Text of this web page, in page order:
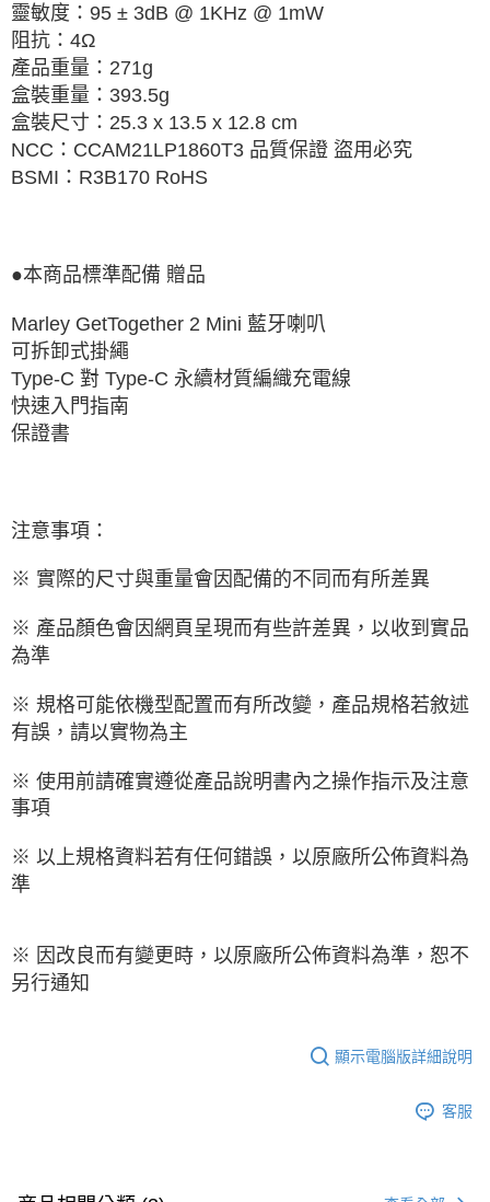
靈敏度： 95 ± 3dB @ 1KHz @ 1mW
阻抗： 4Ω
產品重量： 271g
盒裝重量： 393.5g
盒裝尺寸： 25.3 x 13.5 x 12.8 cm
NCC ： CCAM21LP1860T3 品質保證 盜用必究
BSMI ： R3B170 RoHS
●本商品標準配備 贈品
Marley GetTogether 2 Mini 藍牙喇叭
可拆卸式掛繩
Type-C 對 Type-C 永續材質編織充電線
快速入門指南
保證書
注意事項：
※ 實際的尺寸與重量會因配備的不同而有所差異
※ 產品顏色會因網頁呈現而有些許差異，以收到實品
為準
※ 規格可能依機型配置而有所改變，產品規格若敘述
有誤，請以實物為主
※ 使用前請確實遵從產品說明書內之操作指示及注意
事項
※ 以上規格資料若有任何錯誤，以原廠所公佈資料為
準
※ 因改良而有變更時，以原廠所公佈資料為準，恕不
另行通知
顯示電腦版詳細說明
客服